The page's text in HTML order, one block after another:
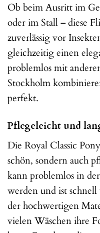
Ob beim Ausritt im
oder im Stall – diese
zuverlässig vor
gleichzeitig einen
problemlos mit
Stockholm
perfekt.
Pflegeleicht und
Die Royal Classic
schön, sondern auch
kann problemlos in
werden und ist
der hochwertigen
vielen Wäschen ihre